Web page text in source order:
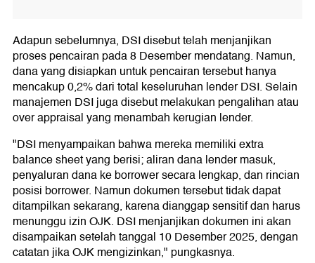
Adapun sebelumnya, DSI disebut telah menjanjikan
proses pencairan pada 8 Desember mendatang. Namun,
dana yang disiapkan untuk pencairan tersebut hanya
mencakup 0,2% dari total keseluruhan lender DSI. Selain
manajemen DSI juga disebut melakukan pengalihan atau
over appraisal yang menambah kerugian lender.
"DSI menyampaikan bahwa mereka memiliki extra
balance sheet yang berisi; aliran dana lender masuk,
penyaluran dana ke borrower secara lengkap, dan rincian
posisi borrower. Namun dokumen tersebut tidak dapat
ditampilkan sekarang, karena dianggap sensitif dan harus
menunggu izin OJK. DSI menjanjikan dokumen ini akan
disampaikan setelah tanggal 10 Desember 2025, dengan
catatan jika OJK mengizinkan," pungkasnya.